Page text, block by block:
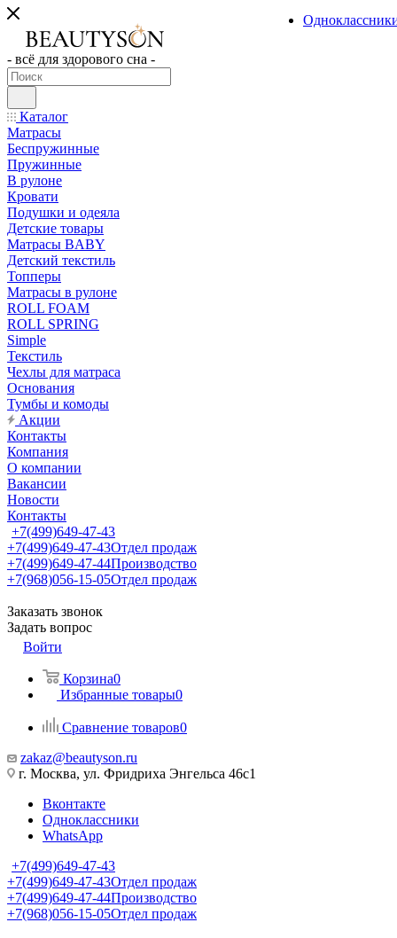
- всё для здорового сна -
Каталог
Матрасы
Беспружинные
Пружинные
В рулоне
Кровати
Подушки и одеяла
Детские товары
Матрасы BABY
Детский текстиль
Топперы
Матрасы в рулоне
ROLL FOAM
ROLL SPRING
Simple
Текстиль
Чехлы для матраса
Основания
Тумбы и комоды
Акции
Контакты
Компания
О компании
Вакансии
Новости
Контакты
+7(499)649-47-43
+7(499)649-47-43Отдел продаж
+7(499)649-47-44Производство
+7(968)056-15-05Отдел продаж
Заказать звонок
Задать вопрос
Войти
Корзина0
Избранные товары0
Сравнение товаров0
zakaz@beautyson.ru
г. Москва, ул. Фридриха Энгельса 46с1
Вконтакте
Одноклассники
WhatsApp
+7(499)649-47-43
+7(499)649-47-43Отдел продаж
+7(499)649-47-44Производство
+7(968)056-15-05Отдел продаж